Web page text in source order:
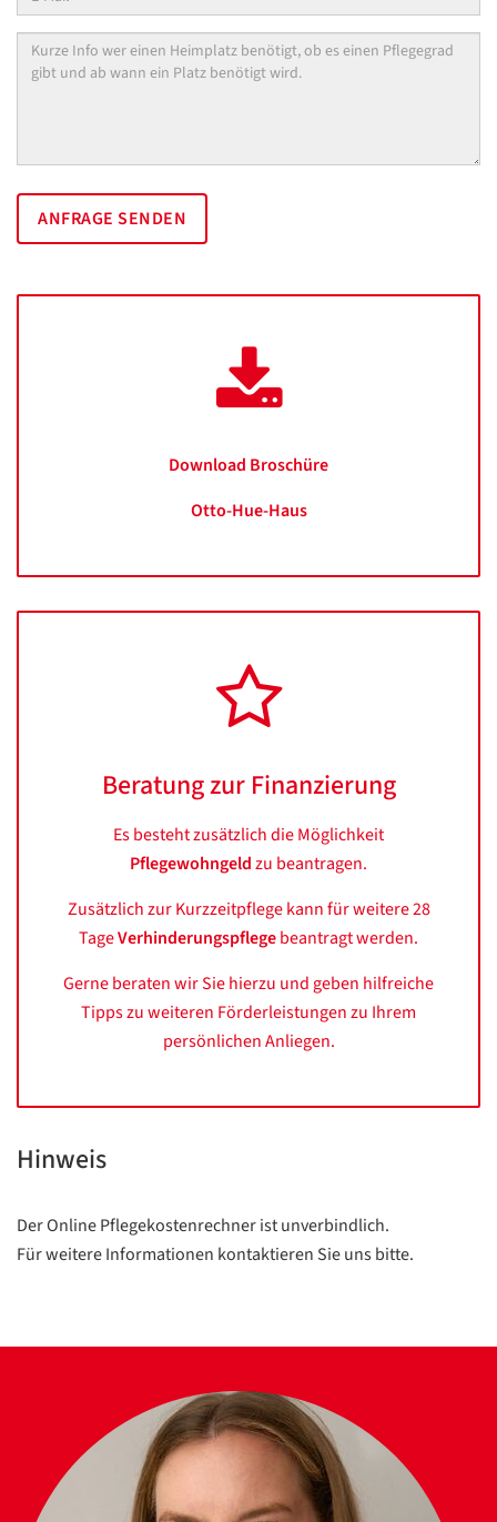
Mail*
Nachricht
Download Broschüre
Otto-Hue-Haus
Beratung zur Finanzierung
Es besteht zusätzlich die Möglichkeit
Pflegewohngeldzu beantragen.
Zusätzlich zur Kurzzeitpflege kann für weitere 28
TageVerhinderungspflegebeantragt werden.
Gerne beraten wir Sie hierzu und geben hilfreiche
Tipps zu weiteren Förderleistungen zu Ihrem
persönlichen Anliegen.
Hinweis
Der Online Pflegekostenrechner ist unverbindlich.
Für weitere Informationen kontaktieren Sie uns bitte.
Datenschutzerklärung
Übersetzen